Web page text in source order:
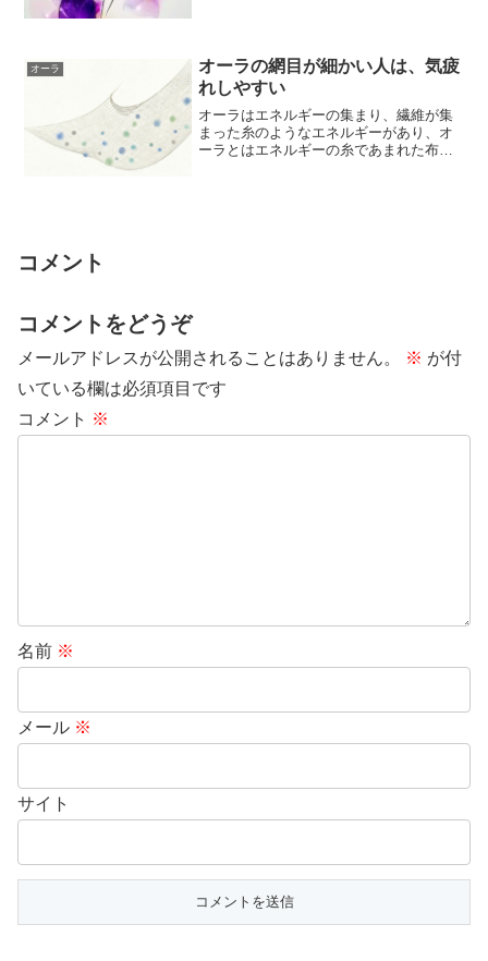
オーラ
オーラの網目が細かい人は、気疲
れしやすい
オーラはエネルギーの集まり、繊維が集
まった糸のようなエネルギーがあり、オ
ーラとはエネルギーの糸であまれた布の
コメント
コメントをどうぞ
メールアドレスが公開されることはありません。 ※ が付
いている欄は必須項目です
コメント ※
名前 ※
メール ※
サイト